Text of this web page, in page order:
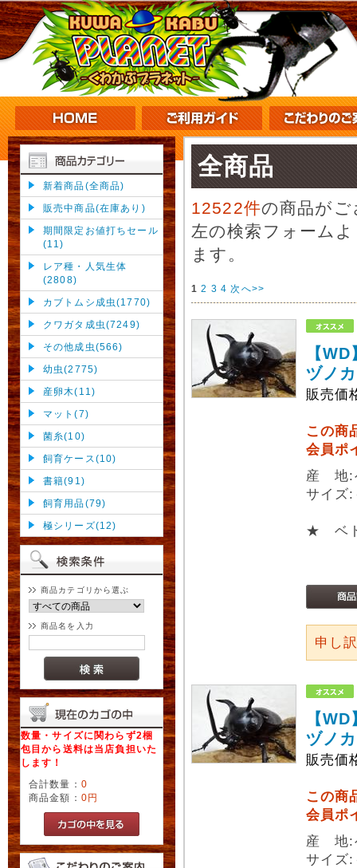
新着商品(全商品)
販売中商品(在庫あり)
期間限定お値打ちセール
(11)
レア種・人気生体
(2808)
カブトムシ成虫(1770)
クワガタ成虫(7249)
その他成虫(566)
幼虫(2775)
産卵木(11)
マット(7)
菌糸(10)
飼育ケース(10)
書籍(91)
飼育用品(79)
極シリーズ(12)
商品カテゴリから選ぶ
商品名を入力
数量・サイズに関わらず2梱
包目から送料は当店負担いた
します！
合計数量： 0
商品金額： 0円
全商品
12522件の商品が
左の検索フォーム
ます。
1 2 3 4 次へ>>
【
ヅノ
販売価
この商
会員ポ
産 地:
サイ
★ ベト
申し
【
ヅノ
販売価
この商
会員ポ
産 地:
サイ